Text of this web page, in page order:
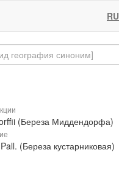
RU
(Береза Миддендорфа)
(Береза кустарниковая)